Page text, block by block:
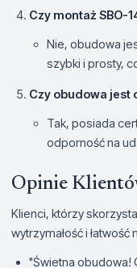
Czy montaż SBO-
Nie, obudowa
szybki i prosty,
Czy obudowa jest
Tak, posiada
odporność na
Opinie
Klienci, którzy
wytrzymałość i łatwość
"Świetna obudowa!